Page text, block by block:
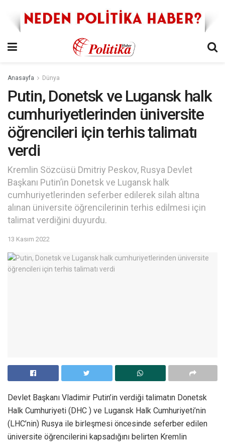
Anasayfa Dünya
Putin, Donetsk ve Lugansk halk
cumhuriyetlerinden üniversite
öğrencileri için terhis talimatı
verdi
Kremlin Sözcüsü Dmitriy Peskov, Rusya Devlet
Başkanı Putin’in Donetsk ve Lugansk halk
cumhuriyetlerinden seferber edilerek silah altına
alınan üniversite öğrencilerinin terhis edilmesi için
talimat verdiğini duyurdu.
13 Kasım 2022
Devlet Başkanı Vladimir Putin’in verdiği talimatın Donetsk
Halk Cumhuriyeti (DHC ) ve Lugansk Halk Cumhuriyeti’nin
(LHC’nin) Rusya ile birleşmesi öncesinde seferber edilen
üniversite öğrencilerini kapsadığını belirten Kremlin